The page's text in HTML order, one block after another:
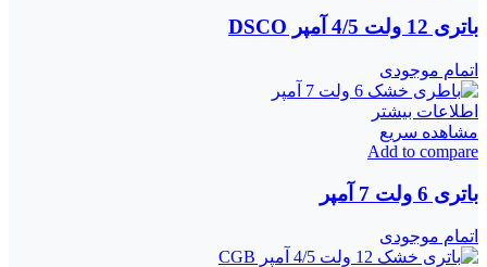
باتری 12 ولت 4/5 آمپر DSCO
اتمام موجودی
اطلاعات بیشتر
مشاهده سریع
Add to compare
باتری 6 ولت 7 آمپر
اتمام موجودی